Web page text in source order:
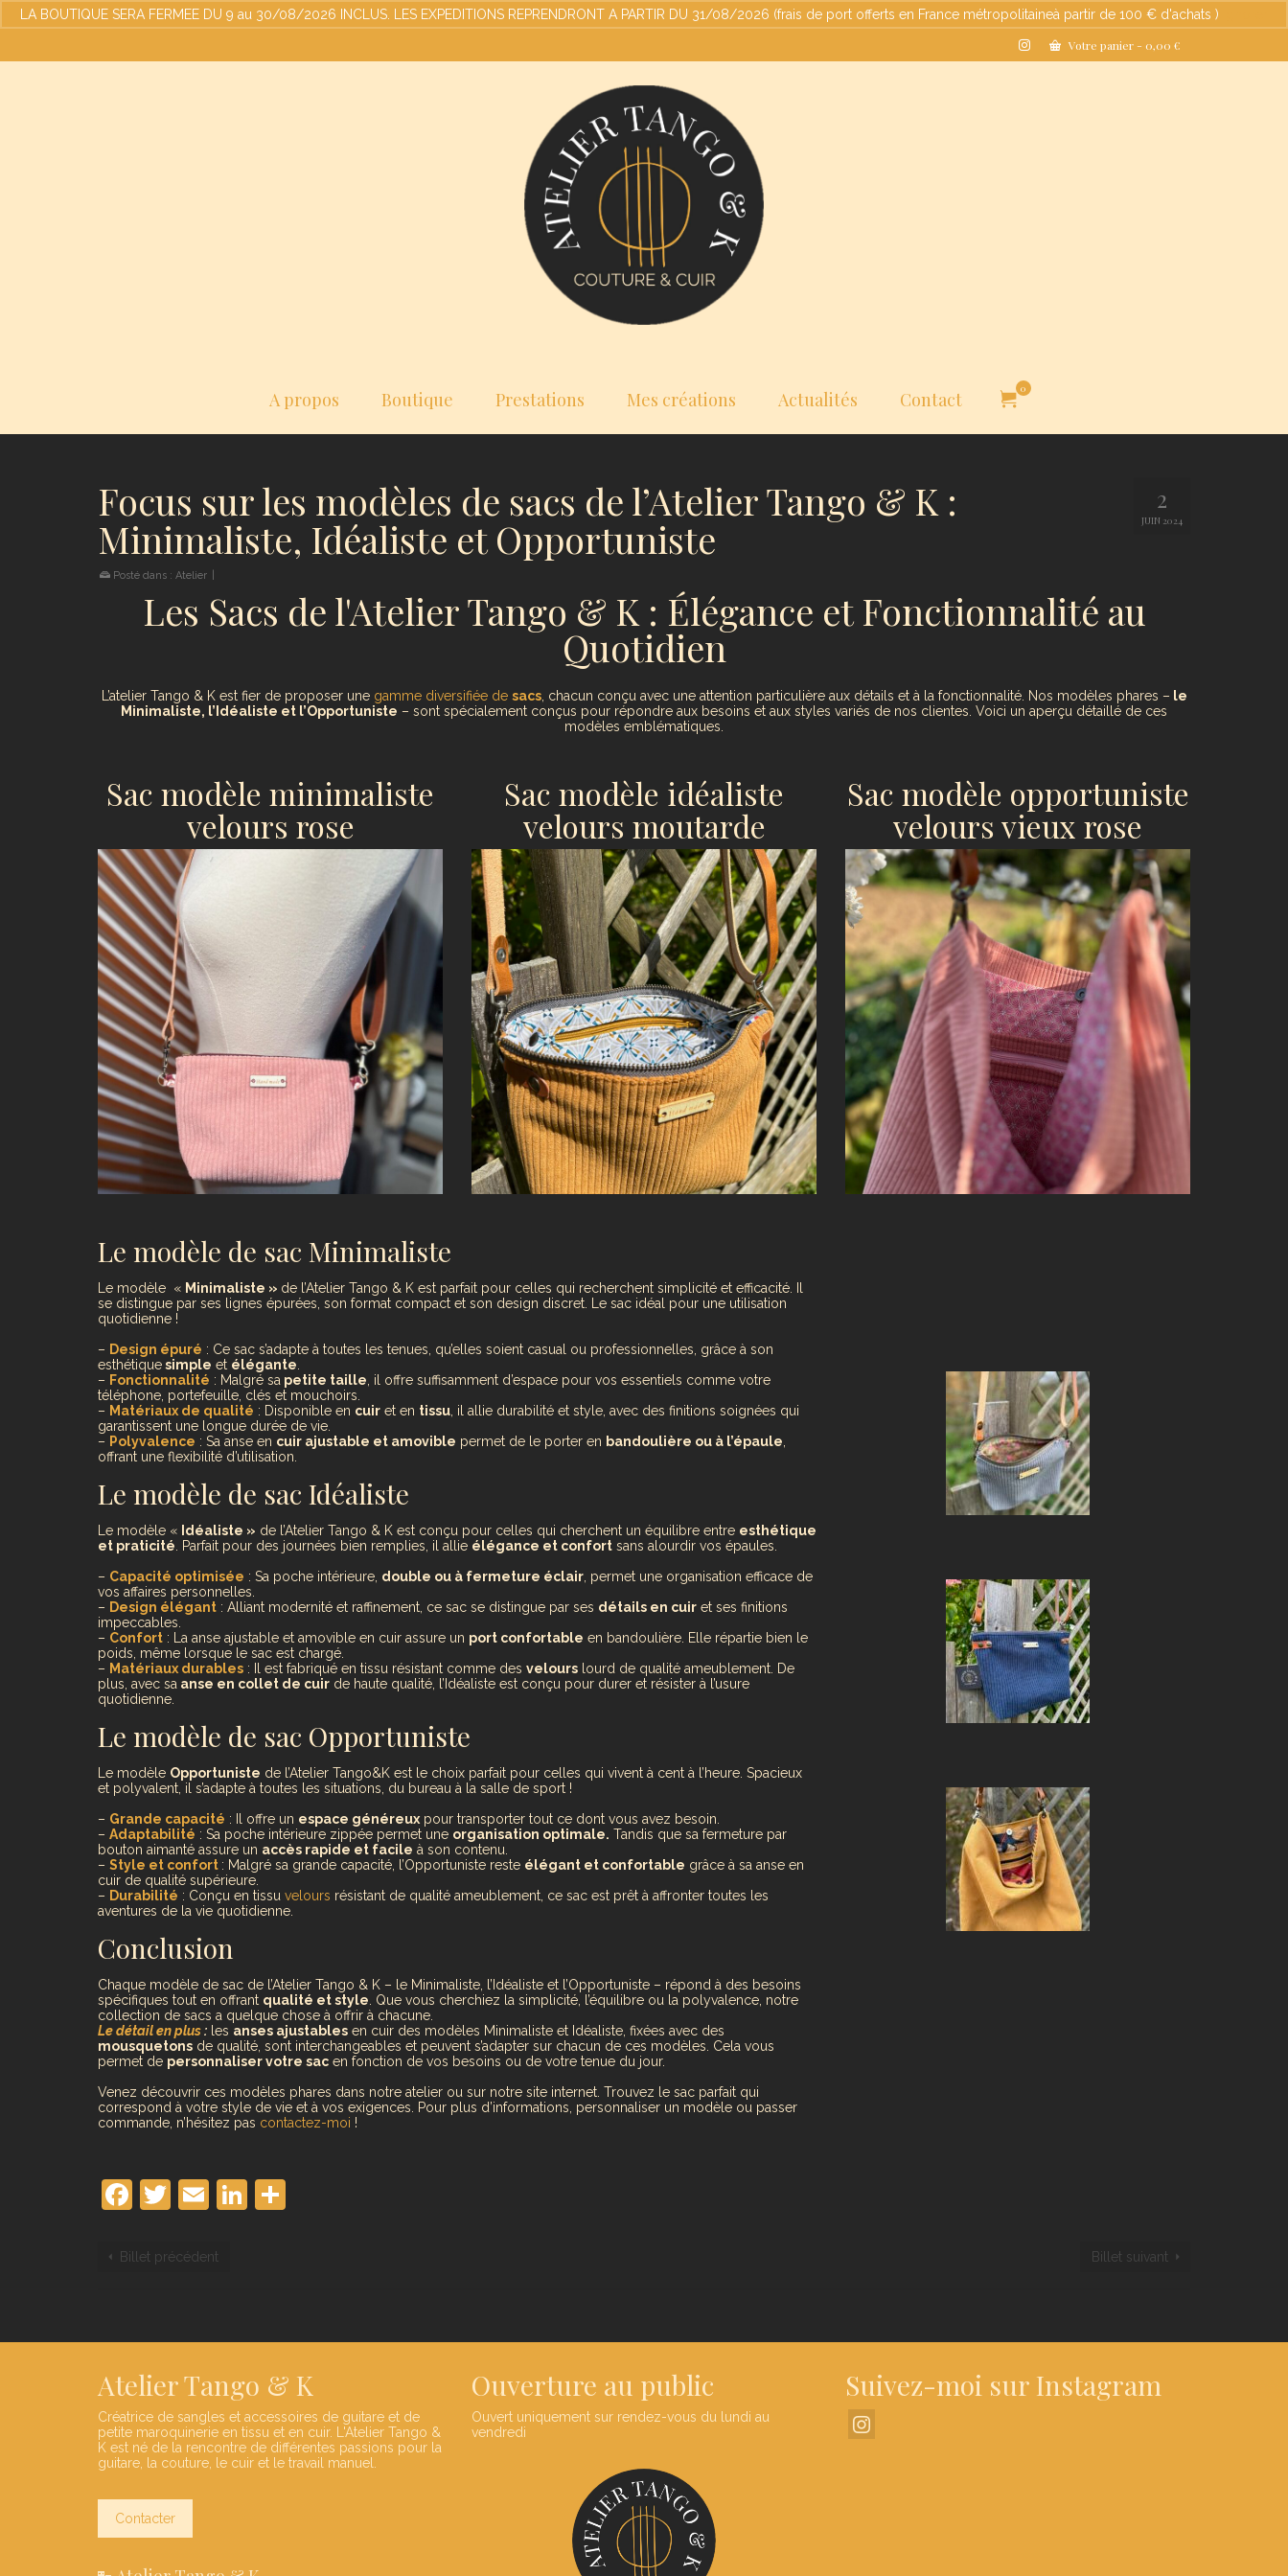
LA BOUTIQUE SERA FERMEE DU 9 au 30/08/2026 INCLUS. LES EXPEDITIONS REPRENDRONT A PARTIR DU 31/08/2026 (frais de port offerts en France métropolitaineà partir de 100 € d'achats )
Votre panier - 0,00 €
A propos Boutique Prestations Mes créations Actualités Contact 0
2
JUIN 2024
Focus sur les modèles de sacs de l’Atelier Tango & K :
Minimaliste, Idéaliste et Opportuniste
Posté dans : Atelier
Les Sacs de l'Atelier Tango & K : Élégance et Fonctionnalité au
Quotidien
L’atelier Tango & K est fier de proposer une gamme diversifiée de sacs, chacun conçu avec une attention particulière aux détails et à la fonctionnalité. Nos modèles phares – le
Minimaliste, l’Idéaliste et l’Opportuniste – sont spécialement conçus pour répondre aux besoins et aux styles variés de nos clientes. Voici un aperçu détaillé de ces
modèles emblématiques.
Sac modèle minimaliste
velours rose
Sac modèle idéaliste
velours moutarde
Sac modèle opportuniste
velours vieux rose
Le modèle de sac Minimaliste
Le modèle « Minimaliste » de l’Atelier Tango & K est parfait pour celles qui recherchent simplicité et efficacité. Il
se distingue par ses lignes épurées, son format compact et son design discret. Le sac idéal pour une utilisation
quotidienne !
– Design épuré : Ce sac s’adapte à toutes les tenues, qu’elles soient casual ou professionnelles, grâce à son
esthétiquesimple et élégante
– Fonctionnalité : Malgré sa petite taille , il offre suffisamment d’espace pour vos essentiels comme votre
téléphone, portefeuille, clés et mouchoirs.
– Matériaux de qualité : Disponible en cuir et en tissu , il allie durabilité et style, avec des finitions soignées qui
garantissent une longue durée de vie.
– Polyvalence : Sa anse en cuir ajustable et amovible permet de le porter en bandoulière ou à l’épaule
offrant une flexibilité d’utilisation.
Le modèle de sac Idéaliste
Le modèle « Idéaliste » de l’Atelier Tango & K est conçu pour celles qui cherchent un équilibre entre esthétique
et praticité . Parfait pour des journées bien remplies, il allie élégance et confort sans alourdir vos épaules.
– Capacité optimisée : Sa poche intérieure, double ou à fermeture éclair , permet une organisation efficace de
vos affaires personnelles.
– Design élégant : Alliant modernité et raffinement, ce sac se distingue par ses détails en cuir et ses finitions
impeccables.
– Confort : La anse ajustable et amovible en cuir assure un port confortable en bandoulière. Elle répartie bien le
poids, même lorsque le sac est chargé.
– Matériaux durables : Il est fabriqué en tissu résistant comme des velours lourd de qualité ameublement. De
plus, avec sa anse en collet de cuir de haute qualité, l’Idéaliste est conçu pour durer et résister à l’usure
quotidienne.
Le modèle de sac Opportuniste
Le modèle Opportuniste de l’Atelier Tango&K est le choix parfait pour celles qui vivent à cent à l’heure. Spacieux
et polyvalent, il s’adapte à toutes les situations, du bureau à la salle de sport !
– Grande capacité : Il offre un espace généreux pour transporter tout ce dont vous avez besoin.
– Adaptabilité : Sa poche intérieure zippée permet une organisation optimale. Tandis que sa fermeture par
bouton aimanté assure un accès rapide et facile à son contenu.
– Style et confort : Malgré sa grande capacité, l’Opportuniste reste élégant et confortable grâce à sa anse en
cuir de qualité supérieure.
– Durabilité : Conçu en tissu velours résistant de qualité ameublement, ce sac est prêt à affronter toutes les
aventures de la vie quotidienne.
Conclusion
Chaque modèle de sac de l’Atelier Tango & K – le Minimaliste, l’Idéaliste et l’Opportuniste – répond à des besoins
spécifiques tout en offrant qualité et style . Que vous cherchiez la simplicité, l’équilibre ou la polyvalence, notre
collection de sacs a quelque chose à offrir à chacune.
Le détail en plus: les anses ajustables en cuir des modèles Minimaliste et Idéaliste, fixées avec des
mousquetons de qualité, sont interchangeables et peuvent s’adapter sur chacun de ces modèles. Cela vous
permet de personnaliser votre sac en fonction de vos besoins ou de votre tenue du jour.
Venez découvrir ces modèles phares dans notre atelier ou sur notre site internet. Trouvez le sac parfait qui
correspond à votre style de vie et à vos exigences. Pour plus d’informations, personnaliser un modèle ou passer
commande, n’hésitez pas contactez-moi !
Facebook
Twitter
EmailLinkedIn
Billet précédent Billet suivant
Atelier Tango & K
Créatrice de sangles et accessoires de guitare et de
petite maroquinerie en tissu et en cuir. L'Atelier Tango &
K est né de la rencontre de différentes passions pour la
guitare, la couture, le cuir et le travail manuel.
Contacter
Ouverture au public
Ouvert uniquement sur rendez-vous du lundi au
vendredi
Suivez-moi sur Instagram